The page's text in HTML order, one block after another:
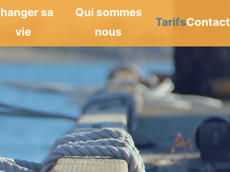
sa
vie
Qui sommes
nous
TarifsContact